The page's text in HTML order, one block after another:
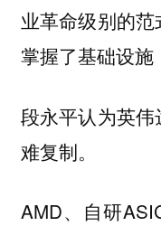
业革命级别的
掌握了基础设施
段永平认为英
难复制。
AMD、自研